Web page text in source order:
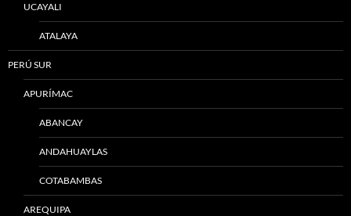
UCAYALI
ATALAYA
PERÚ SUR
APURÍMAC
ABANCAY
ANDAHUAYLAS
COTABAMBAS
AREQUIPA